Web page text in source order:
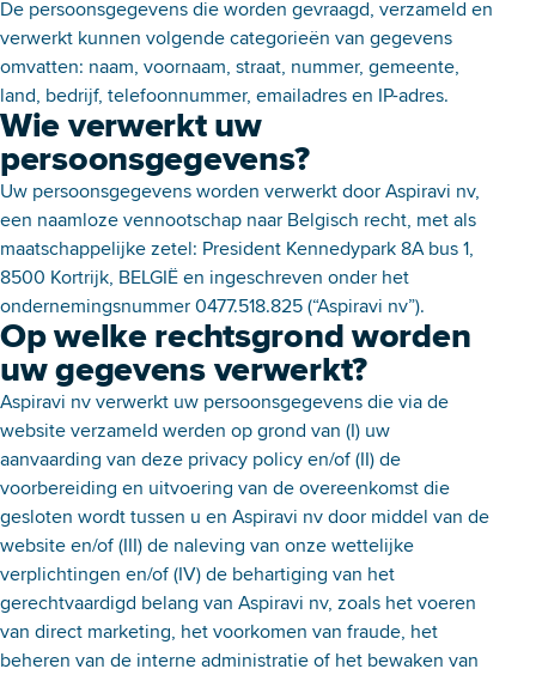
De persoonsgegevens die worden gevraagd, verzameld en
verwerkt kunnen volgende categorieën van gegevens
omvatten: naam, voornaam, straat, nummer, gemeente,
land, bedrijf, telefoonnummer, emailadres en IP-adres.
Wie verwerkt uw
persoonsgegevens?
Uw persoonsgegevens worden verwerkt door Aspiravi nv,
een naamloze vennootschap naar Belgisch recht, met als
maatschappelijke zetel: President Kennedypark 8A bus 1,
8500 Kortrijk, BELGIË en ingeschreven onder het
ondernemingsnummer 0477.518.825 (“Aspiravi nv”).
Op welke rechtsgrond worden
uw gegevens verwerkt?
Aspiravi nv verwerkt uw persoonsgegevens die via de
website verzameld werden op grond van (I) uw
aanvaarding van deze privacy policy en/of (II) de
voorbereiding en uitvoering van de overeenkomst die
gesloten wordt tussen u en Aspiravi nv door middel van de
website en/of (III) de naleving van onze wettelijke
verplichtingen en/of (IV) de behartiging van het
gerechtvaardigd belang van Aspiravi nv, zoals het voeren
van direct marketing, het voorkomen van fraude, het
beheren van de interne administratie of het bewaken van